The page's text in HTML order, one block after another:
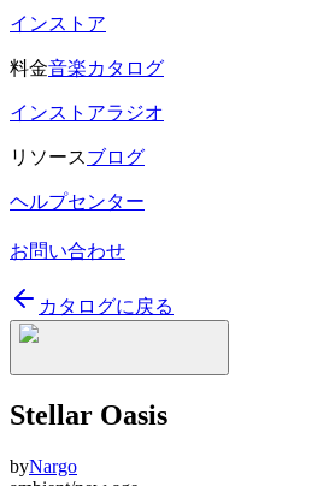
インストア
料金音楽カタログ
インストアラジオ
リソースブログ
ヘルプセンター
お問い合わせ
カタログに戻る
Stellar Oasis
byNargo